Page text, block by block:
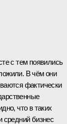
с тем появились
В чём они
фактически
что в таких
бизнес